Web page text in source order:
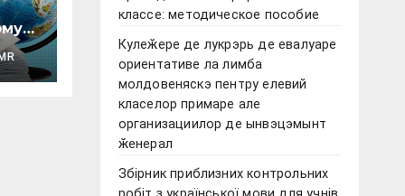
классе: методическое пособие
Кулеӂере де лукрэрь де евалуаре
ориентативе ла лимба
молдовеняскэ пентру елевий
класелор примаре але
организациилор де ынвэцэмынт
ӂенерал
Збірник приблизних контрольних